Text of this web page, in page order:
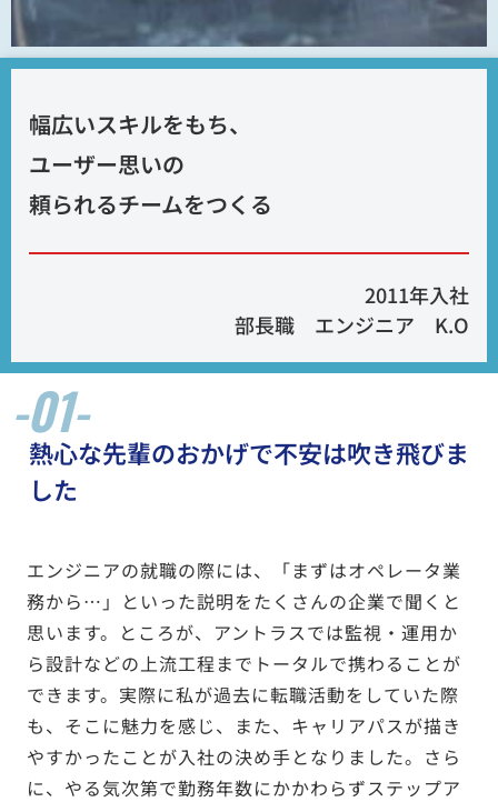
幅広いスキルをもち、
ユーザー思いの
頼られるチームをつくる
2011年入社
部長職 エンジニア K.O
-01-
熱心な先輩のおかげで不安は吹き飛びま
した
エンジニアの就職の際には、「まずはオペレータ業
務から…」といった説明をたくさんの企業で聞くと
思います。ところが、アントラスでは監視・運用か
ら設計などの上流工程までトータルで携わることが
できます。実際に私が過去に転職活動をしていた際
も、そこに魅力を感じ、また、キャリアパスが描き
やすかったことが入社の決め手となりました。さら
に、やる気次第で勤務年数にかかわらずステップア